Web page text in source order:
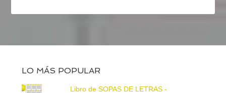
LO MÁS POPULAR
Libro de SOPAS DE LETRAS -